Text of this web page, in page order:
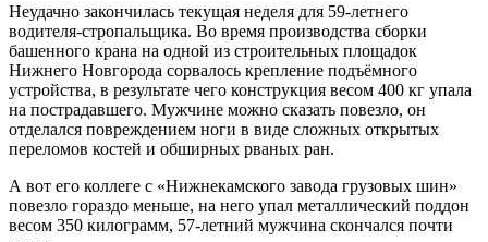
Неудачно закончилась текущая неделя для 59-летнего
водителя-стропальщика. Во время производства сборки
башенного крана на одной из строительных площадок
Нижнего Новгорода сорвалось крепление подъёмного
устройства, в результате чего конструкция весом 400 кг упала
на пострадавшего. Мужчине можно сказать повезло, он
отделался повреждением ноги в виде сложных открытых
переломов костей и обширных рваных ран.
А вот его коллеге с «Нижнекамского завода грузовых шин»
повезло гораздо меньше, на него упал металлический поддон
весом 350 килограмм, 57-летний мужчина скончался почти